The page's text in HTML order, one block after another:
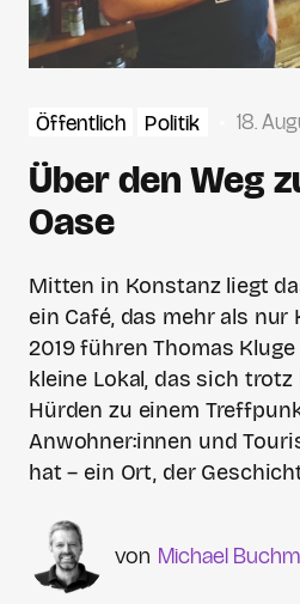
Öffentlich Politik 18.
Über den Weg
Oase
Mitten in Konstanz liegt
ein Café, das mehr als
2019 führen Thomas
kleine Lokal, das sich
Hürden zu einem
Anwohner:innen und
hat – ein Ort, der
Michael